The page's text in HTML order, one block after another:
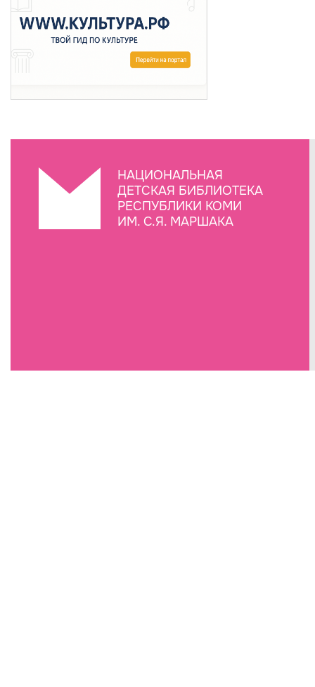
НАЦИОНАЛЬНАЯ
ДЕТСКАЯ БИБЛИОТЕКА
РЕСПУБЛИКИ КОМИ
ИМ. С.Я. МАРШАКА